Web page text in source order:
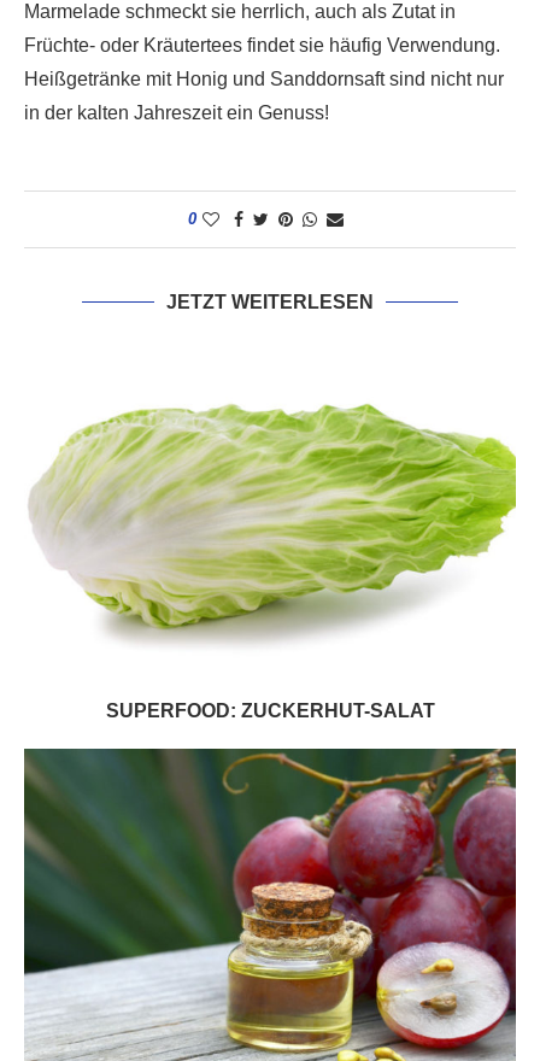
Marmelade schmeckt sie herrlich, auch als Zutat in
Früchte- oder Kräutertees findet sie häufig Verwendung.
Heißgetränke mit Honig und Sanddornsaft sind nicht nur
in der kalten Jahreszeit ein Genuss!
0
JETZT WEITERLESEN
SUPERFOOD: ZUCKERHUT-SALAT